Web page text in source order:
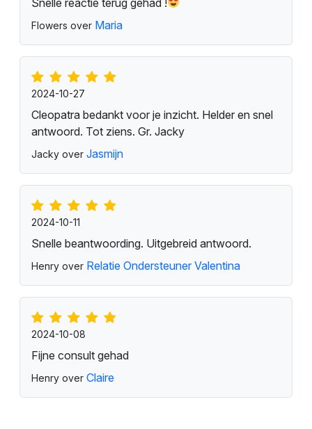
Flowers over Maria
2024-10-27
Cleopatra bedankt voor je inzicht. Helder en snel
antwoord. Tot ziens. Gr. Jacky
Jacky over Jasmijn
2024-10-11
Snelle beantwoording. Uitgebreid antwoord.
Henry over Relatie Ondersteuner Valentina
2024-10-08
Fijne consult gehad
Henry over Claire